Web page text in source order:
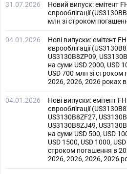
31.07.2026
Новий випуск: емітент
єврооблігації
млн зі строком
04.01.2026
Нові випуски: емітент
єврооблігації
US3130B8ZP09,
на суми USD 2000, USD
USD 700 млн зі
2026, 2026, 2026 роках
04.01.2026
Нові випуски: емітент
єврооблігації
US3130B8ZF27,
US3130B8ZJ49,
на суми USD 500, USD
USD 1500, USD 1000,
строком погашення в
2026, 2026, 2026, 2026